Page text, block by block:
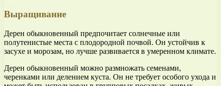
Выращивание
Дерен обыкновенный предпочитает солнечные или
полутенистые места с плодородной почвой. Он устойчив к
засухе и морозам, но лучше развивается в умеренном климате.
Дерен обыкновенный можно размножать семенами,
черенками или делением куста. Он не требует особого ухода и